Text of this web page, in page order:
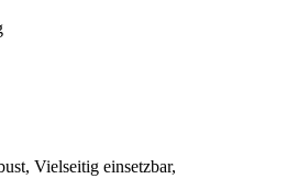
Vielseitig einsetzbar,